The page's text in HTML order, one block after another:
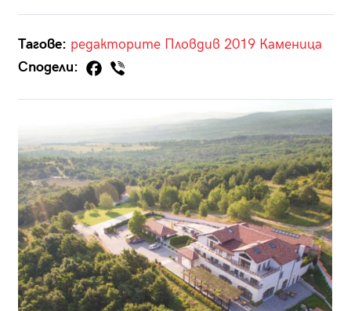
Тагове: редакторите Пловдив 2019 Каменица
Сподели: